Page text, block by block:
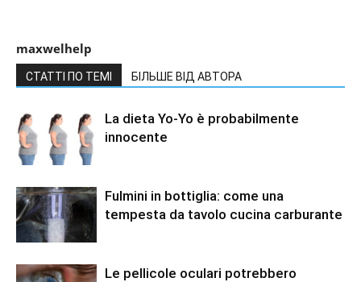
maxwelhelp
СТАТТІ ПО ТЕМІ БІЛЬШЕ ВІД АВТОРА
La dieta Yo-Yo è probabilmente
innocente
Fulmini in bottiglia: come una
tempesta da tavolo cucina carburante
Le pellicole oculari potrebbero